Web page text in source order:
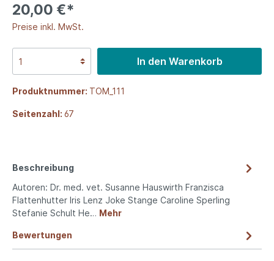
20,00 €*
Preise inkl. MwSt.
In den Warenkorb
Produktnummer: TOM_111
Seitenzahl: 67
Beschreibung
Autoren: Dr. med. vet. Susanne Hauswirth Franzisca
Flattenhutter Iris Lenz Joke Stange Caroline Sperling
Stefanie Schult He… Mehr
Bewertungen